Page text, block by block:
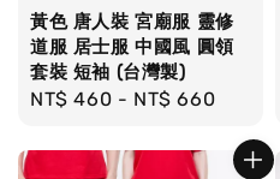
黃色 唐人裝 宮廟服 靈修
道服 居士服 中國風 圓領
套裝 短袖 (台灣製)
Regular
NT$ 460 - NT$ 660